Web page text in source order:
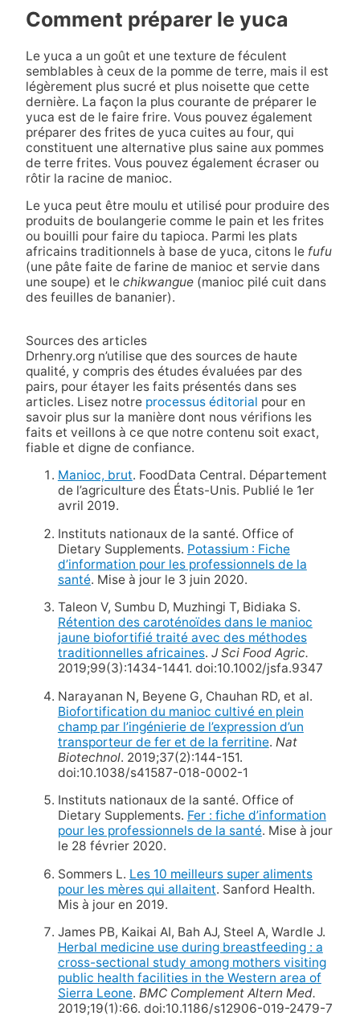
Comment préparer le yuca
Le yuca a un goût et une texture de féculent
semblables à ceux de la pomme de terre, mais il est
légèrement plus sucré et plus noisette que cette
dernière. La façon la plus courante de préparer le
yuca est de le faire frire. Vous pouvez également
préparer des frites de yuca cuites au four, qui
constituent une alternative plus saine aux pommes
de terre frites. Vous pouvez également écraser ou
rôtir la racine de manioc.
Le yuca peut être moulu et utilisé pour produire des
produits de boulangerie comme le pain et les frites
ou bouilli pour faire du tapioca. Parmi les plats
africains traditionnels à base de yuca, citons le fufu
(une pâte faite de farine de manioc et servie dans
une soupe) et le chikwangue(manioc pilé cuit dans
des feuilles de bananier).
Sources des articles
Drhenry.org n’utilise que des sources de haute
qualité, y compris des études évaluées par des
pairs, pour étayer les faits présentés dans ses
articles. Lisez notre processus éditorial pour en
savoir plus sur la manière dont nous vérifions les
faits et veillons à ce que notre contenu soit exact,
fiable et digne de confiance.
Manioc, brut. FoodData Central. Département
de l’agriculture des États-Unis. Publié le 1er
avril 2019.
Instituts nationaux de la santé. Office of
Dietary Supplements. Potassium : Fiche
d’information pour les professionnels de la
santé. Mise à jour le 3 juin 2020.
Taleon V, Sumbu D, Muzhingi T, Bidiaka S.
Rétention des caroténoïdes dans le manioc
jaune biofortifié traité avec des méthodes
traditionnelles africaines. J Sci Food Agric.
2019;99(3):1434-1441. doi:10.1002/jsfa.9347
Narayanan N, Beyene G, Chauhan RD, et al.
Biofortification du manioc cultivé en plein
champ par l’ingénierie de l’expression d’un
transporteur de fer et de la ferritine. Nat
Biotechnol. 2019;37(2):144-151.
doi:10.1038/s41587-018-0002-1
Instituts nationaux de la santé. Office of
Dietary Supplements. Fer : fiche d’information
pour les professionnels de la santé. Mise à jour
le 28 février 2020.
Sommers L. Les 10 meilleurs super aliments
pour les mères qui allaitent. Sanford Health.
Mis à jour en 2019.
James PB, Kaikai AI, Bah AJ, Steel A, Wardle J.
Herbal medicine use during breastfeeding : a
cross-sectional study among mothers visiting
public health facilities in the Western area of
Sierra Leone. BMC Complement Altern Med.
2019;19(1):66. doi:10.1186/s12906-019-2479-7